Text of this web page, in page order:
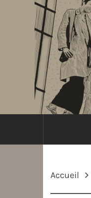
Accueil